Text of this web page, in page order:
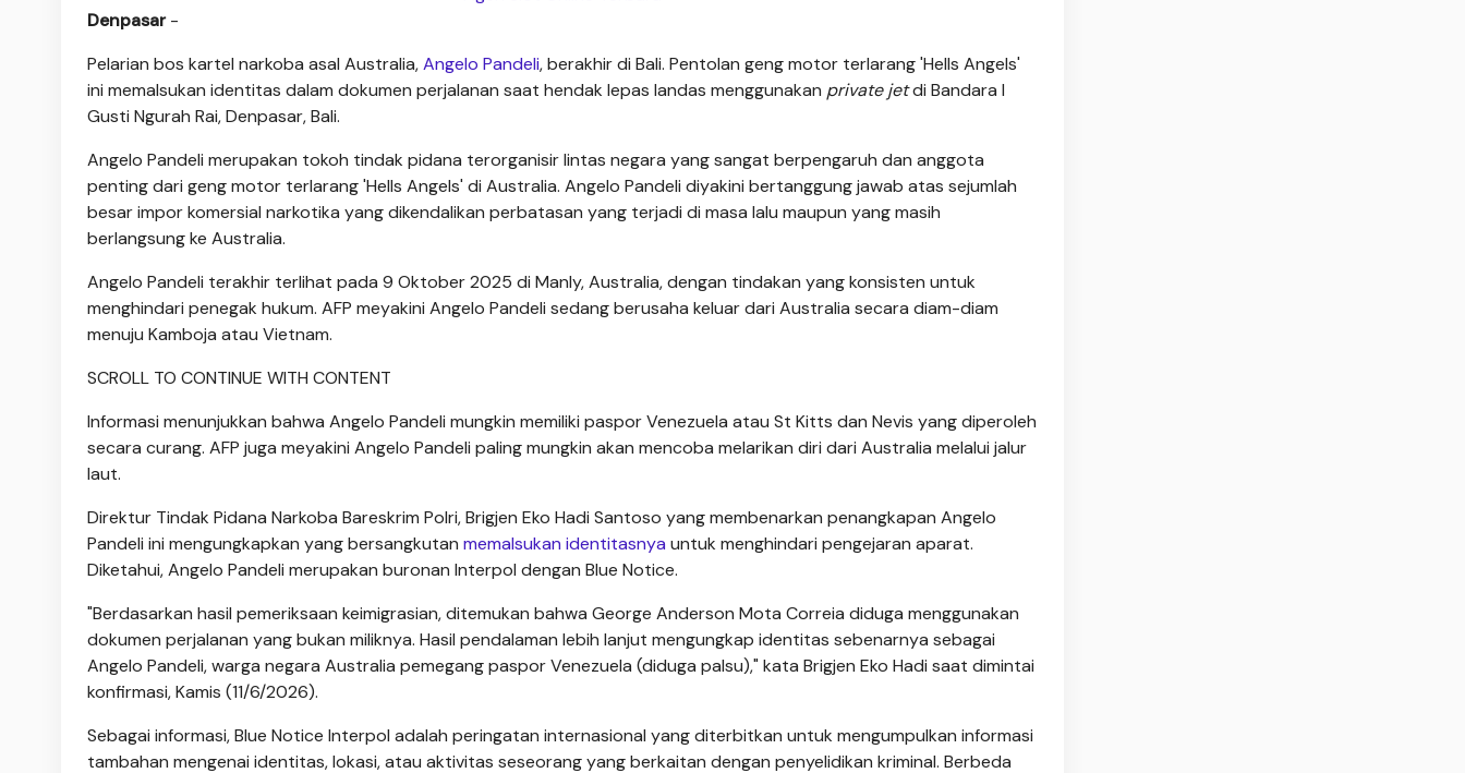
Denpasar-
Pelarian bos kartel narkoba asal Australia,Angelo Pandeli, berakhir di Bali. Pentolan geng motor terlarang 'Hells Angels'
ini memalsukan identitas dalam dokumen perjalanan saat hendak lepas landas menggunakan private jetdi Bandara I
Gusti Ngurah Rai, Denpasar, Bali.
Angelo Pandeli merupakan tokoh tindak pidana terorganisir lintas negara yang sangat berpengaruh dan anggota
penting dari geng motor terlarang 'Hells Angels' di Australia. Angelo Pandeli diyakini bertanggung jawab atas sejumlah
besar impor komersial narkotika yang dikendalikan perbatasan yang terjadi di masa lalu maupun yang masih
berlangsung ke Australia.
Angelo Pandeli terakhir terlihat pada 9 Oktober 2025 di Manly, Australia, dengan tindakan yang konsisten untuk
menghindari penegak hukum. AFP meyakini Angelo Pandeli sedang berusaha keluar dari Australia secara diam-diam
menuju Kamboja atau Vietnam.
SCROLL TO CONTINUE WITH CONTENT
Informasi menunjukkan bahwa Angelo Pandeli mungkin memiliki paspor Venezuela atau St Kitts dan Nevis yang diperoleh
secara curang. AFP juga meyakini Angelo Pandeli paling mungkin akan mencoba melarikan diri dari Australia melalui jalur
laut.
Direktur Tindak Pidana Narkoba Bareskrim Polri, Brigjen Eko Hadi Santoso yang membenarkan penangkapan Angelo
Pandeli ini mengungkapkan yang bersangkutan memalsukan identitasnya untuk menghindari pengejaran aparat.
Diketahui, Angelo Pandeli merupakan buronan Interpol dengan Blue Notice.
"Berdasarkan hasil pemeriksaan keimigrasian, ditemukan bahwa George Anderson Mota Correia diduga menggunakan
dokumen perjalanan yang bukan miliknya. Hasil pendalaman lebih lanjut mengungkap identitas sebenarnya sebagai
Angelo Pandeli, warga negara Australia pemegang paspor Venezuela (diduga palsu)," kata Brigjen Eko Hadi saat dimintai
konfirmasi, Kamis (11/6/2026).
Sebagai informasi, Blue Notice Interpol adalah peringatan internasional yang diterbitkan untuk mengumpulkan informasi
tambahan mengenai identitas, lokasi, atau aktivitas seseorang yang berkaitan dengan penyelidikan kriminal. Berbeda